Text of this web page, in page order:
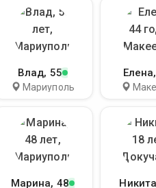
Влад, 55
Мариуполь
Елена
Марина, 48 Никита